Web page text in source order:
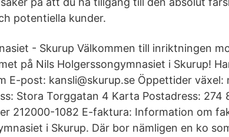
potentiella kunder.
- Skurup Välkommen till inriktningen
på Nils Holgerssongymnasiet i Skurup!
E-post: kansli@skurup.se Öppettider växel:
Stora Torggatan 4 Karta Postadress: 274
212000-1082 E-faktura: Information om
i Skurup. Där bor nämligen en ko